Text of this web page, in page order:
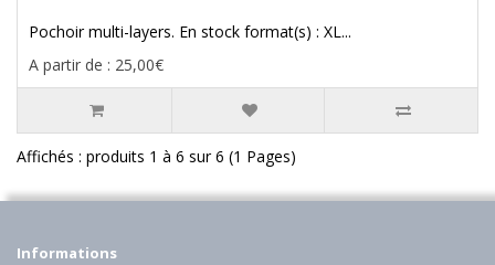
Pochoir multi-layers. En stock format(s) : XL...
A partir de : 25,00€
Affichés : produits 1 à 6 sur 6 (1 Pages)
Informations